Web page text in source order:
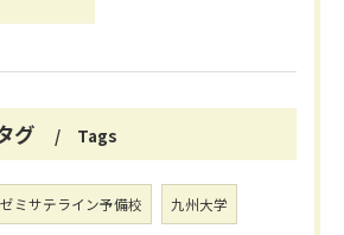
グ Tags
ミサテライン予備校 九州大学